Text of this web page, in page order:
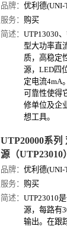
品牌：优利德(UNI-
服务： 购买
简述：UTP13030
型大功率直
质，高稳定
源，LED四
定电流4mA
可靠性使得
修单位及企
想工具。
UTP20000系列
源（UTP23010）
品牌：优利德(UNI-
服务： 购买
简述：UTP23010
源，每路有
输出。在跟